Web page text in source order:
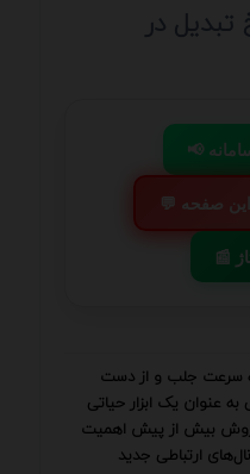
تبدیل در
این صفحه
به سرعت جلب و از دست
عنوان یک ابزار حیاتی
فروش بیش از پیش اهمیت
ارتباطی جدید